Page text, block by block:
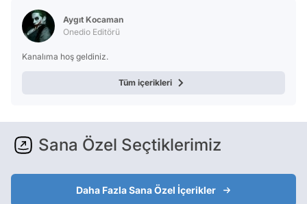
Aygıt Kocaman
Onedio Editörü
Kanalıma hoş geldiniz.
Tüm içerikleri
Sana Özel Seçtiklerimiz
Daha Fazla Sana Özel İçerikler